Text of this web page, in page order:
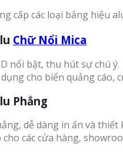
cấp các loại bảng hiệu
Chữ Nổi Mica
nổi bật, thu hút sự chú ý.
cho biển quảng cáo,
Phẳng
dễ dàng in ấn và thiết
các cửa hàng,